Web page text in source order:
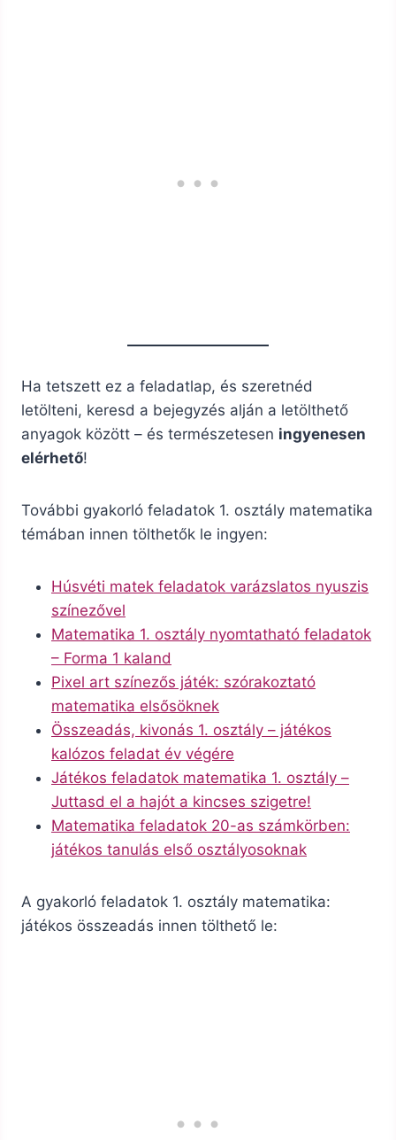
Ha tetszett ez a feladatlap, és szeretnéd
letölteni, keresd a bejegyzés alján a letölthető
anyagok között – és természetesen ingyenesen
elérhető!
További gyakorló feladatok 1. osztály matematika
témában innen tölthetők le ingyen:
Húsvéti matek feladatok varázslatos nyuszis
színezővel
Matematika 1. osztály nyomtatható feladatok
– Forma 1 kaland
Pixel art színezős játék: szórakoztató
matematika elsősöknek
Összeadás, kivonás 1. osztály – játékos
kalózos feladat év végére
Játékos feladatok matematika 1. osztály –
Juttasd el a hajót a kincses szigetre!
Matematika feladatok 20-as számkörben:
játékos tanulás első osztályosoknak
A gyakorló feladatok 1. osztály matematika:
játékos összeadás innen tölthető le: